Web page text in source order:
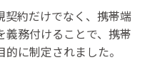
契約だけでなく、携帯端
務付けることで、携帯
に制定されました。